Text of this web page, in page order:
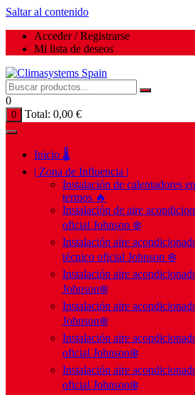
Saltar al contenido
Acceder / Registrarse
Mi lista de deseos
0
0 Total: 0,00 €
Inicio 🌡️
| Zona de Influencia |
Instalación de calentadores
termos 🔥
Instalación de aire
oficial Johnson ❄️
Instalación aire
técnico oficial Johnson ❄️
Instalación aire
Johnson❄️
Instalación aire
Johnson❄️
Instalación aire
oficial Johnson❄️
Instalación aire
oficial Johnson❄️